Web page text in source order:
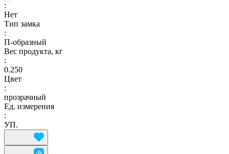
:
Нет
Тип замка
:
П-образный
Вес продукта, кг
:
0.250
Цвет
:
прозрачный
Ед. измерения
:
УП.